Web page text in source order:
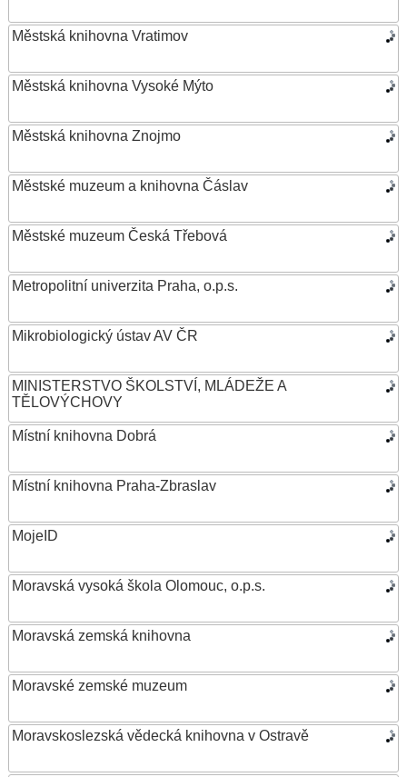
Městská knihovna Vratimov
Městská knihovna Vysoké Mýto
Městská knihovna Znojmo
Městské muzeum a knihovna Čáslav
Městské muzeum Česká Třebová
Metropolitní univerzita Praha, o.p.s.
Mikrobiologický ústav AV ČR
MINISTERSTVO ŠKOLSTVÍ, MLÁDEŽE A
TĚLOVÝCHOVY
Místní knihovna Dobrá
Místní knihovna Praha-Zbraslav
MojeID
Moravská vysoká škola Olomouc, o.p.s.
Moravská zemská knihovna
Moravské zemské muzeum
Moravskoslezská vědecká knihovna v Ostravě